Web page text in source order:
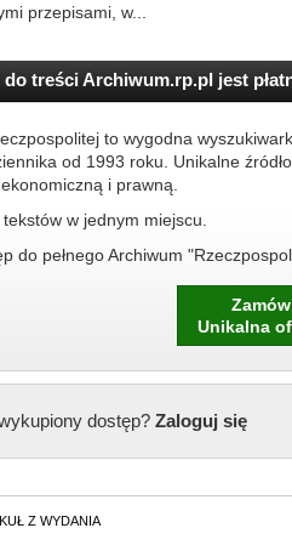
przepisami, w...
do treści Archiwum.rp.pl jest
to wygodna
od 1993 roku. Unikalne
i prawną.
w jednym miejscu.
do pełnego Archiwum
Zamów
Unikalna
dostęp?Zaloguj się
Z WYDANIA